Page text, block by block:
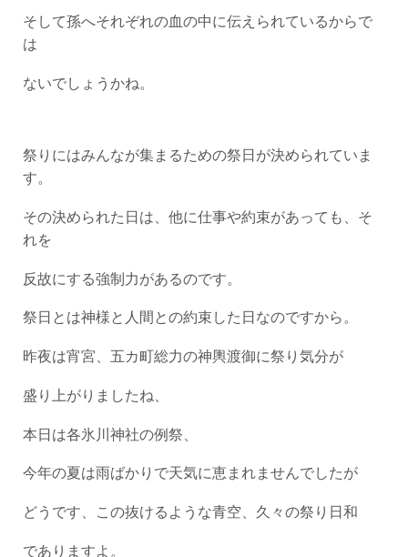
そして孫へそれぞれの血の中に伝えられているからで
は
ないでしょうかね。
祭りにはみんなが集まるための祭日が決められていま
す。
その決められた日は、他に仕事や約束があっても、そ
れを
反故にする強制力があるのです。
祭日とは神様と人間との約束した日なのですから。
昨夜は宵宮、五カ町総力の神輿渡御に祭り気分が
盛り上がりましたね、
本日は各氷川神社の例祭、
今年の夏は雨ばかりで天気に恵まれませんでしたが
どうです、この抜けるような青空、久々の祭り日和
でありますよ。